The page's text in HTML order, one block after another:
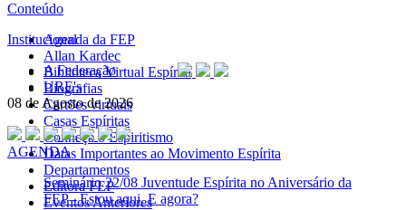
Conteúdo
Agenda da FEP
Allan Kardec
Biblioteca Virtual Espírita
Biografias
Cartões virtuais
Casas Espíritas
Conheça o Espiritismo
Datas Importantes ao Movimento Espírita
Departamentos
Editora FEP
Eventos Anteriores
Institucional
A Federação
URE's
08 de Agosto de 2026
AGENDA
Seminário 22/08 Juventude Espírita no Aniversário da
FEP - Estou aqui. E agora?